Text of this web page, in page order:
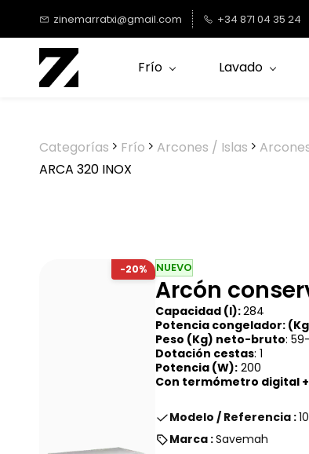
contenido
principal
zinemarratxi@gmail.com +34 871 04 35 24
Frío Lavado
Categorías Frío Arcones / Islas
ARCA 320 INOX
-20% NUEVO
Arcón
Capacidad (l):284
Potencia congelador:
Peso (Kg) neto-bruto:
Dotación cestas: 1
Potencia (W): 200
Con termómetro digital
Modelo / Referencia :
Marca :Savemah